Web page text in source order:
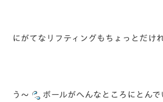
にがてなリフティングもちょっとだけ
う～ ボールがへんなところにとんで